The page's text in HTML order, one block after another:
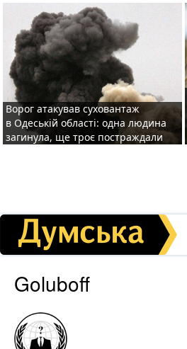
Ворог атакував суховантаж
в Одеській області: одна людина
загинула, ще троє постраждали
Goluboff